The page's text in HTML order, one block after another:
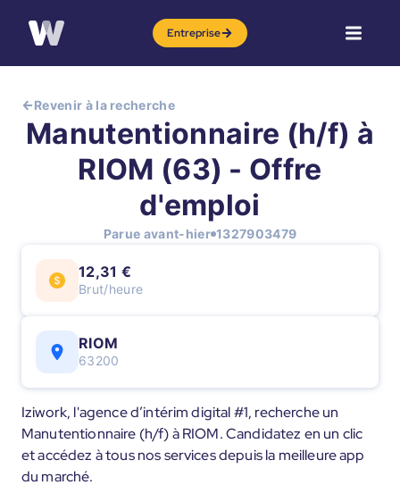
Entreprise
Revenir à la recherche
Manutentionnaire (h/f) à
RIOM (63) - Offre
d'emploi
Parue avant-hier 1327903479
12,31 €
Brut/heure
RIOM
63200
Iziwork, l'agence d’intérim digital #1, recherche un
Manutentionnaire (h/f) à RIOM. Candidatez en un clic
et accédez à tous nos services depuis la meilleure app
du marché.